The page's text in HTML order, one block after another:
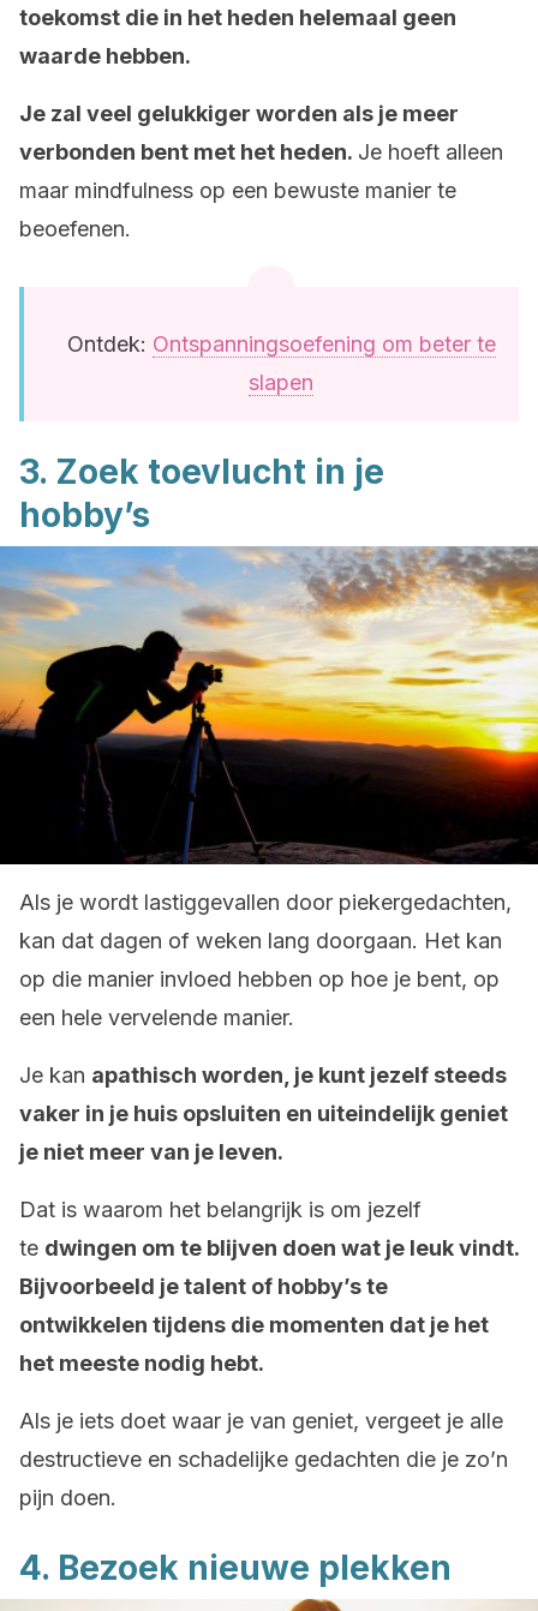
toekomst die in het heden helemaal geen
waarde hebben.
Je zal veel gelukkiger worden als je meer
verbonden bent met het heden. Je hoeft alleen
maar mindfulness op een bewuste manier te
beoefenen.
Ontdek: Ontspanningsoefening om beter te
slapen
3. Zoek toevlucht in je
hobby’s
Als je wordt lastiggevallen door piekergedachten,
kan dat dagen of weken lang doorgaan. Het kan
op die manier invloed hebben op hoe je bent, op
een hele vervelende manier.
Je kan apathisch worden, je kunt jezelf steeds
vaker in je huis opsluiten en uiteindelijk geniet
je niet meer van je leven.
Dat is waarom het belangrijk is om jezelf
te dwingen om te blijven doen wat je leuk vindt.
Bijvoorbeeld je talent of hobby’s te
ontwikkelen tijdens die momenten dat je het
het meeste nodig hebt.
Als je iets doet waar je van geniet, vergeet je alle
destructieve en schadelijke gedachten die je zo’n
pijn doen.
4. Bezoek nieuwe plekken